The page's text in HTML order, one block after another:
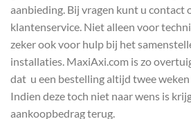
aanbieding. Bij vragen kunt u contact
klantenservice. Niet alleen voor
zeker ook voor hulp bij het
installaties. MaxiAxi.com is zo
dat u een bestelling altijd twee
Indien deze toch niet naar wens is
aankoopbedrag terug.